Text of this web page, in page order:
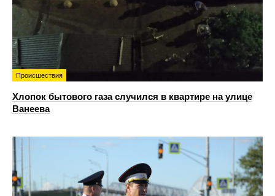
Происшествия
Хлопок бытового газа случился в квартире на улице
Ванеева